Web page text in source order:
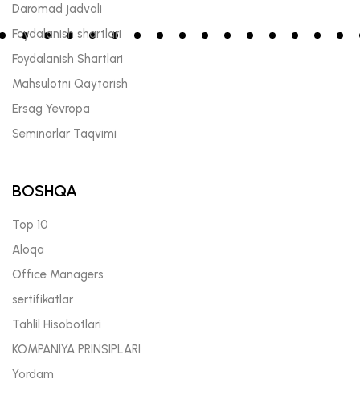
Daromad jadvali
Foydalanish shartlari
Foydalanish Shartlari
Mahsulotni Qaytarish
Ersag Yevropa
Seminarlar Taqvimi
BOSHQA
Top 10
Aloqa
Offıce Managers
sertifikatlar
Tahlil Hisobotlari
KOMPANIYA PRINSIPLARI
Yordam